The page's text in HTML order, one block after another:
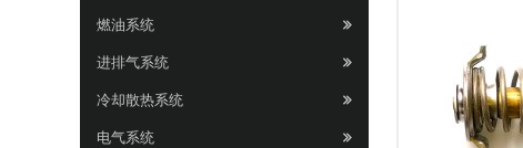
燃油系统
进排气系统
冷却散热系统
电气系统